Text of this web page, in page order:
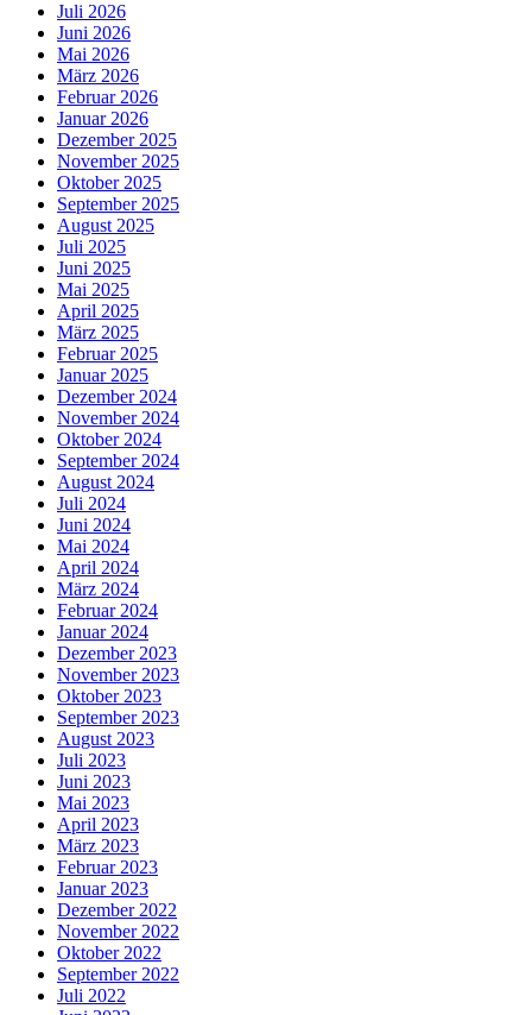
Juli 2026
Juni 2026
Mai 2026
März 2026
Februar 2026
Januar 2026
Dezember 2025
November 2025
Oktober 2025
September 2025
August 2025
Juli 2025
Juni 2025
Mai 2025
April 2025
März 2025
Februar 2025
Januar 2025
Dezember 2024
November 2024
Oktober 2024
September 2024
August 2024
Juli 2024
Juni 2024
Mai 2024
April 2024
März 2024
Februar 2024
Januar 2024
Dezember 2023
November 2023
Oktober 2023
September 2023
August 2023
Juli 2023
Juni 2023
Mai 2023
April 2023
März 2023
Februar 2023
Januar 2023
Dezember 2022
November 2022
Oktober 2022
September 2022
Juli 2022